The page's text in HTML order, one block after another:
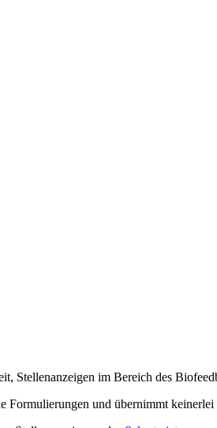
Stellenanzeigen im Bereich des
Formulierungen und übernimmt